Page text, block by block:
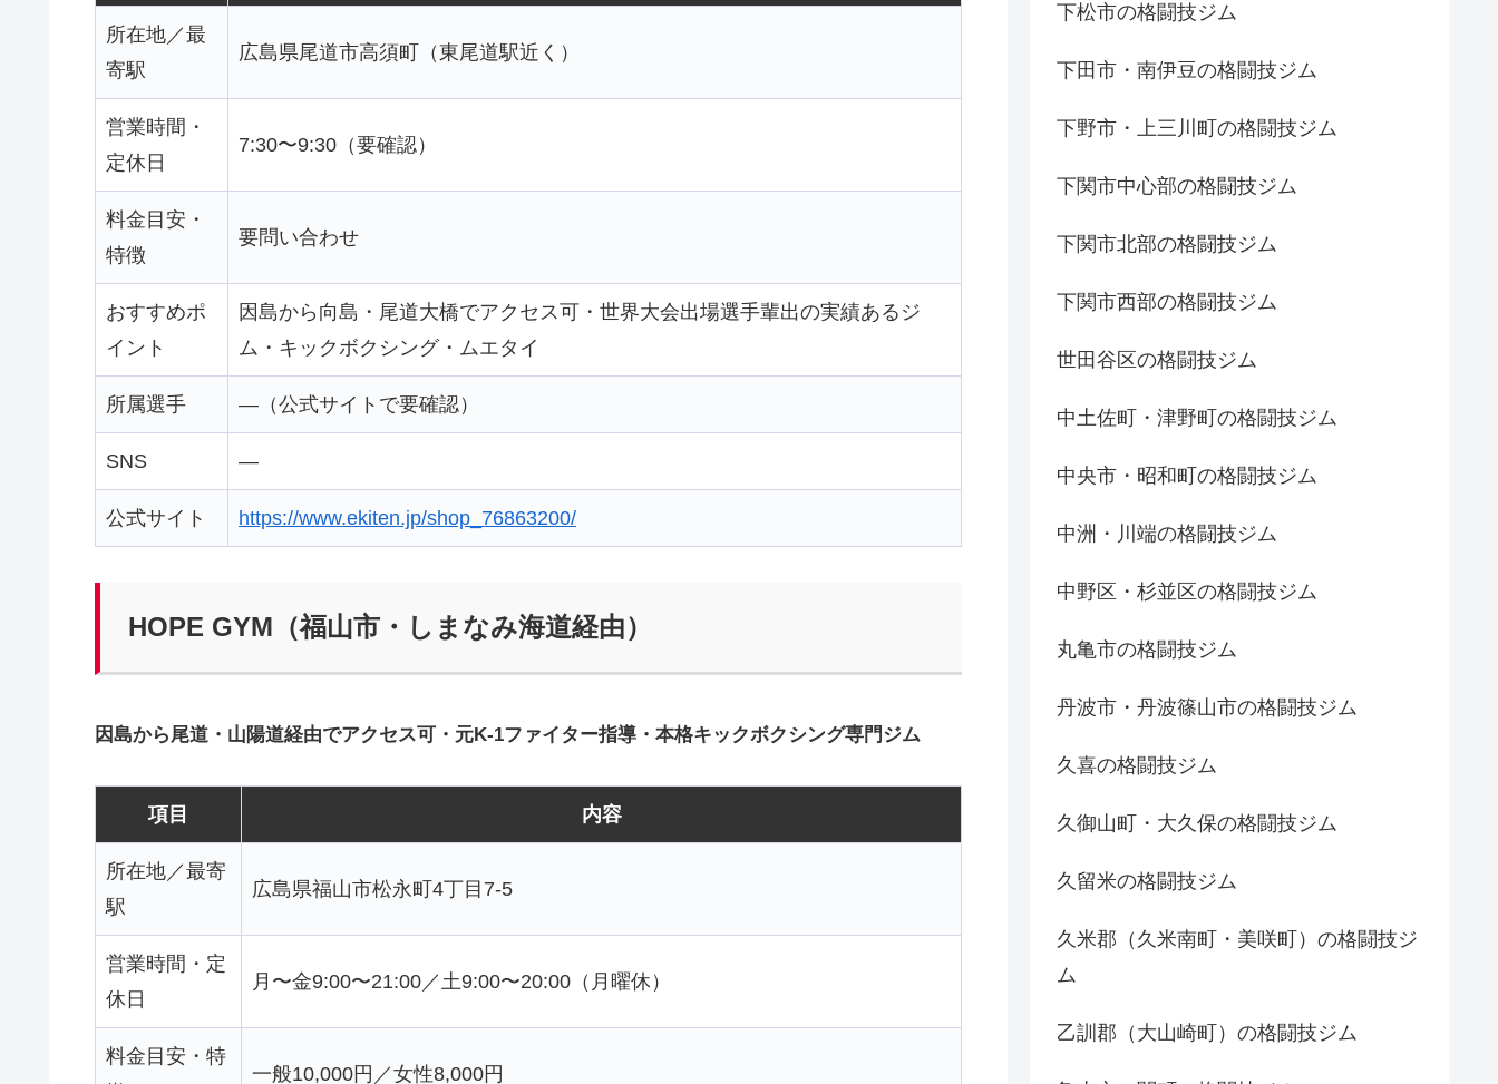
所在地／最
寄駅
広島県尾道市高須町（東尾道駅近く）
営業時間・
定休日
7:30〜9:30（要確認）
料金目安・
特徴
要問い合わせ
おすすめポ
イント
因島から向島・尾道大橋でアクセス可・世界大会出場選手輩出の実績あるジ
ム・キックボクシング・ムエタイ
所属選手 —（公式サイトで要確認）
SNS —
公式サイト https://www.ekiten.jp/shop_76863200/
HOPE GYM（福山市・しまなみ海道経由）
因島から尾道・山陽道経由でアクセス可・元K-1ファイター指導・本格キックボクシング専門ジム
項目 内容
所在地／最寄
駅
広島県福山市松永町4丁目7-5
営業時間・定
休日
月〜金9:00〜21:00／土9:00〜20:00（月曜休）
料金目安・特
一般10,000円／女性8,000円
下松市の格闘技ジム
下田市・南伊豆の格闘技ジム
下野市・上三川町の格闘技ジム
下関市中心部の格闘技ジム
下関市北部の格闘技ジム
下関市西部の格闘技ジム
世田谷区の格闘技ジム
中土佐町・津野町の格闘技ジム
中央市・昭和町の格闘技ジム
中洲・川端の格闘技ジム
中野区・杉並区の格闘技ジム
丸亀市の格闘技ジム
丹波市・丹波篠山市の格闘技ジム
久喜の格闘技ジム
久御山町・大久保の格闘技ジム
久留米の格闘技ジム
久米郡（久米南町・美咲町）の格闘技ジ
ム
乙訓郡（大山崎町）の格闘技ジム